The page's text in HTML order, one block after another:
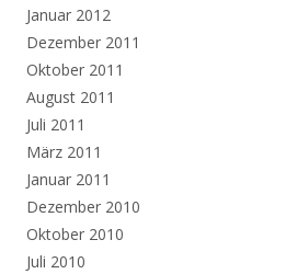
Januar 2012
Dezember 2011
Oktober 2011
August 2011
Juli 2011
März 2011
Januar 2011
Dezember 2010
Oktober 2010
Juli 2010